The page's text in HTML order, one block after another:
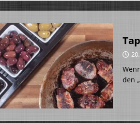
den